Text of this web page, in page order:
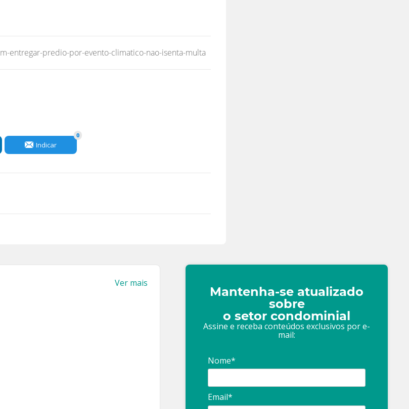
entregar-predio-por-evento-climatico-nao-isenta-multa
Indicar
0
Ver mais
Mantenha-se atualizado
sobre
o setor condominial
Assine e receba conteúdos exclusivos por e-
mail:
Nome*
Email*